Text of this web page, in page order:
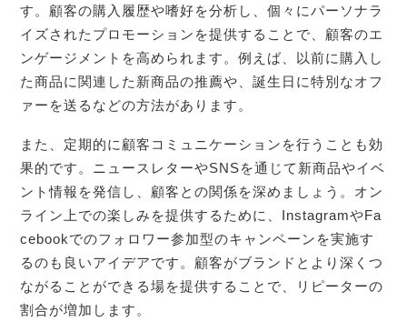
す。顧客の購入履歴や嗜好を分析し、個々にパーソナラ
イズされたプロモーションを提供することで、顧客のエ
ンゲージメントを高められます。例えば、以前に購入し
た商品に関連した新商品の推薦や、誕生日に特別なオフ
ァーを送るなどの方法があります。
また、定期的に顧客コミュニケーションを行うことも効
果的です。ニュースレターやSNSを通じて新商品やイベ
ント情報を発信し、顧客との関係を深めましょう。オン
ライン上での楽しみを提供するために、InstagramやFa
cebookでのフォロワー参加型のキャンペーンを実施す
るのも良いアイデアです。顧客がブランドとより深くつ
ながることができる場を提供することで、リピーターの
割合が増加します。